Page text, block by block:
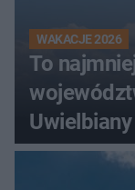
WAKACJE 2026
To
turystów